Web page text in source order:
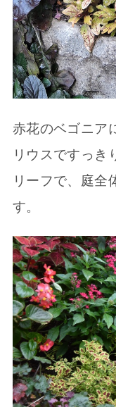
赤花のベゴニア
リウスですっき
リーフで、庭全
す。